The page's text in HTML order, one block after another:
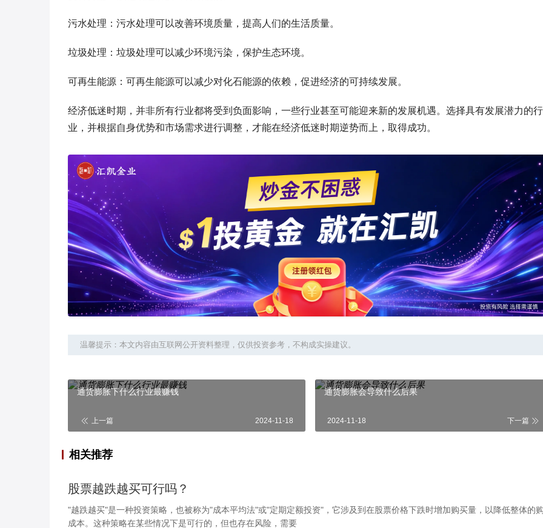
污水处理：污水处理可以改善环境质量，提高人们的生活质量。
垃圾处理：垃圾处理可以减少环境污染，保护生态环境。
可再生能源：可再生能源可以减少对化石能源的依赖，促进经济的可持续发展。
经济低迷时期，并非所有行业都将受到负面影响，一些行业甚至可能迎来新的发展机遇。选择具有发展潜力的行
业，并根据自身优势和市场需求进行调整，才能在经济低迷时期逆势而上，取得成功。
温馨提示：本文内容由互联网公开资料整理，仅供投资参考，不构成实操建议。
通货膨胀下什么行业最赚钱
上一篇 2024-11-18
通货膨胀会导致什么后果
2024-11-18 下一篇
相关推荐
股票越跌越买可行吗？
"越跌越买"是一种投资策略，也被称为"成本平均法"或"定期定额投资"，它涉及到在股票价格下跌时增加购买量，以降低整体的
成本。这种策略在某些情况下是可行的，但也存在风险，需要